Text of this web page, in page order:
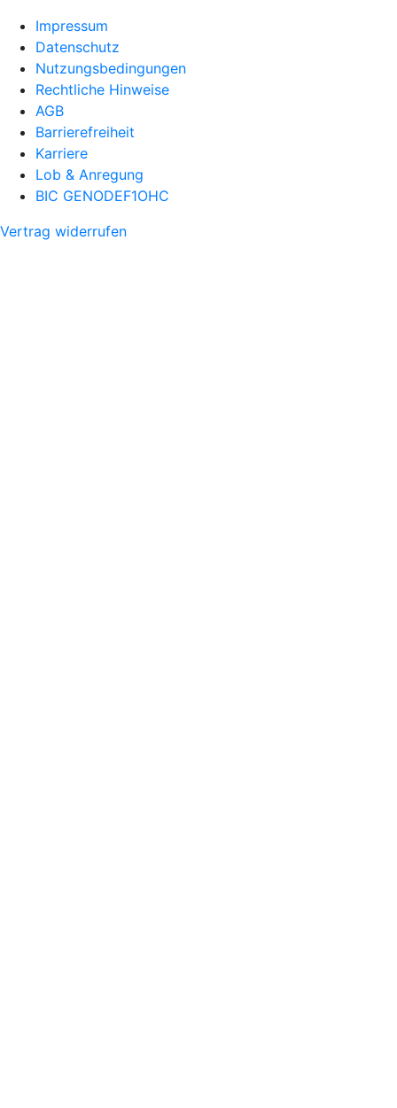
Impressum
Datenschutz
Nutzungsbedingungen
Rechtliche Hinweise
AGB
Barrierefreiheit
Karriere
Lob & Anregung
BIC GENODEF1OHC
Vertrag widerrufen